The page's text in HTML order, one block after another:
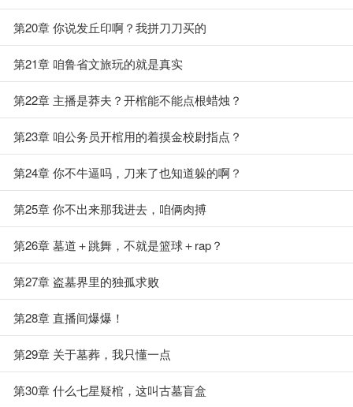
第20章 你说发丘印啊？我拼刀刀买的
第21章 咱鲁省文旅玩的就是真实
第22章 主播是莽夫？开棺能不能点根蜡烛？
第23章 咱公务员开棺用的着摸金校尉指点？
第24章 你不牛逼吗，刀来了也知道躲的啊？
第25章 你不出来那我进去，咱俩肉搏
第26章 墓道＋跳舞，不就是篮球＋rap？
第27章 盗墓界里的独孤求败
第28章 直播间爆爆！
第29章 关于墓葬，我只懂一点
第30章 什么七星疑棺，这叫古墓盲盒